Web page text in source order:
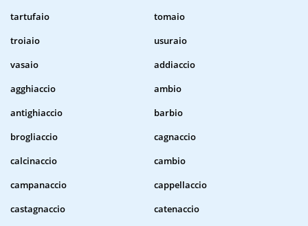
tartufaio
tomaio
troiaio
usuraio
vasaio
addiaccio
agghiaccio
ambio
antighiaccio
barbio
brogliaccio
cagnaccio
calcinaccio
cambio
campanaccio
cappellaccio
castagnaccio
catenaccio